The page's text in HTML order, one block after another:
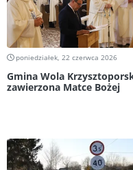
poniedziałek, 22 czerwca 2026
Gmina Wola
zawierzona Matce Bożej